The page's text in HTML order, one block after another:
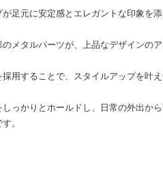
足元に安定感とエレガントな印象を
メタルパーツが、上品なデザインの
用することで、スタイルアップを叶
っかりとホールドし、日常の外出か
。